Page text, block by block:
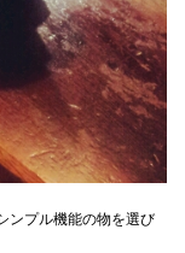
ンプル機能の物を選び